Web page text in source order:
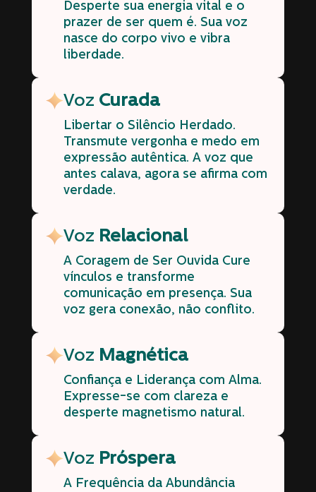
Desperte sua energia vital e o
prazer de ser quem é. Sua voz
nasce do corpo vivo e vibra
liberdade.
Voz Curada
Libertar o Silêncio Herdado.
Transmute vergonha e medo em
expressão autêntica. A voz que
antes calava, agora se afirma com
verdade.
Voz Relacional
A Coragem de Ser Ouvida Cure
vínculos e transforme
comunicação em presença. Sua
voz gera conexão, não conflito.
Voz Magnética
Confiança e Liderança com Alma.
Expresse-se com clareza e
desperte magnetismo natural.
Voz Próspera
A Frequência da Abundância